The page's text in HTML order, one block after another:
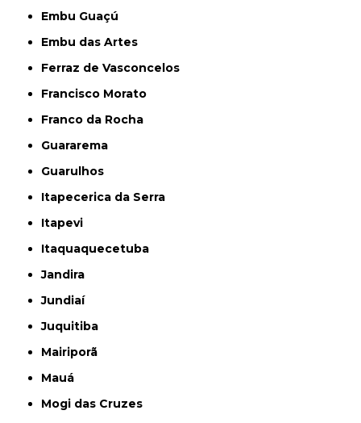
Embu Guaçú
Embu das Artes
Ferraz de Vasconcelos
Francisco Morato
Franco da Rocha
Guararema
Guarulhos
Itapecerica da Serra
Itapevi
Itaquaquecetuba
Jandira
Jundiaí
Juquitiba
Mairiporã
Mauá
Mogi das Cruzes